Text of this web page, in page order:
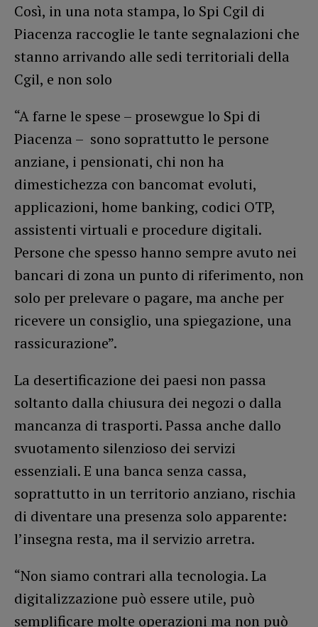
Così, in una nota stampa, lo Spi Cgil di
Piacenza raccoglie le tante segnalazioni che
stanno arrivando alle sedi territoriali della
Cgil, e non solo
“A farne le spese – prosewgue lo Spi di
Piacenza – sono soprattutto le persone
anziane, i pensionati, chi non ha
dimestichezza con bancomat evoluti,
applicazioni, home banking, codici OTP,
assistenti virtuali e procedure digitali.
Persone che spesso hanno sempre avuto nei
bancari di zona un punto di riferimento, non
solo per prelevare o pagare, ma anche per
ricevere un consiglio, una spiegazione, una
rassicurazione”.
La desertificazione dei paesi non passa
soltanto dalla chiusura dei negozi o dalla
mancanza di trasporti. Passa anche dallo
svuotamento silenzioso dei servizi
essenziali. E una banca senza cassa,
soprattutto in un territorio anziano, rischia
di diventare una presenza solo apparente:
l’insegna resta, ma il servizio arretra.
“Non siamo contrari alla tecnologia. La
digitalizzazione può essere utile, può
semplificare molte operazioni ma non può